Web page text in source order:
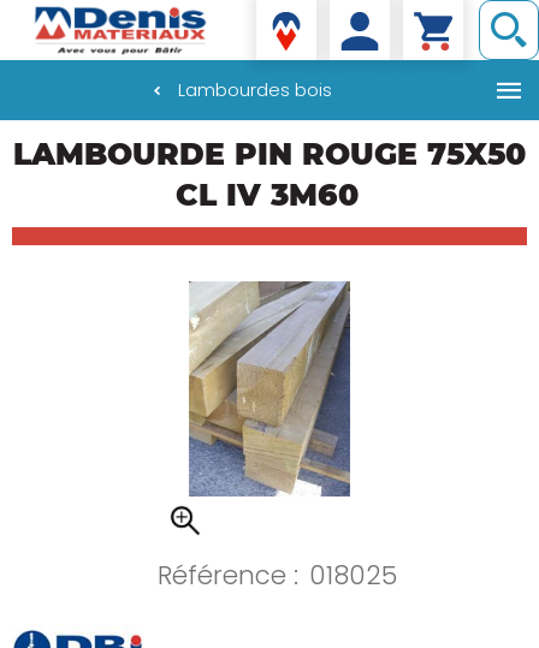
au
Denis matériaux
Lambourdes bois
LAMBOURDE PIN ROUGE 75X50
CL IV 3M60
Référence : 018025